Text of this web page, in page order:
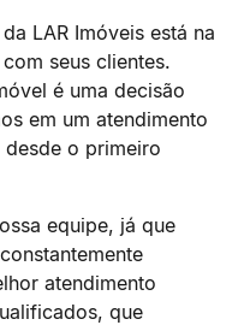
LAR Imóveis está na
seus clientes.
é uma decisão
em um atendimento
o primeiro
equipe, já que
atendimento
que